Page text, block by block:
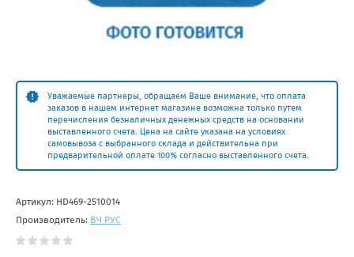
Уважаемые партнеры, обращаем Ваше внимание, что оплата
заказов в нашем интернет магазине возможна только путем
перечисления безналичных денежных средств на основании
выставленного счета. Цена на сайте указана на условиях
самовывоза с выбранного склада и действительна при
предварительной оплате 100% согласно выставленного счета.
Артикул: HD469-2510014
Производитель: ВЧ РУС